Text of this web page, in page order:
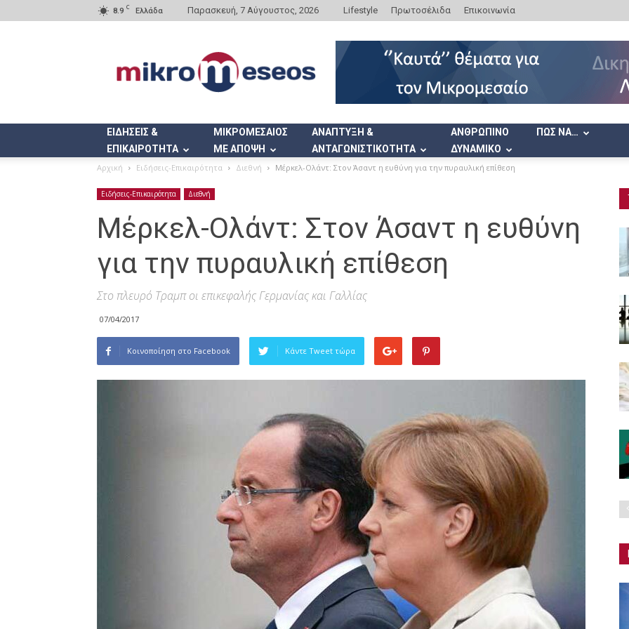
8.9 C Ελλάδα Παρασκευή, 7 Αύγουστος, 2026 Lifestyle Πρωτοσέλιδα Επικοινωνία
ΕΙΔΗΣΕΙΣ &
ΕΠΙΚΑΙΡΟΤΗΤΑ
ΜΙΚΡΟΜΕΣΑΙΟΣ
ΜΕ ΑΠΟΨΗ
ΑΝΑΠΤΥΞΗ &
ΑΝΤΑΓΩΝΙΣΤΙΚΟΤΗΤΑ
ΑΝΘΡΩΠΙΝΟ
ΔΥΝΑΜΙΚΟ
ΠΩΣ ΝΑ…
Αρχική Ειδήσεις-Επικαιρότητα Διεθνή Μέρκελ-Ολάντ: Στον Άσαντ η ευθύνη για την πυραυλική επίθεση
Ειδήσεις-Επικαιρότητα Διεθνή
Μέρκελ-Ολάντ: Στον Άσαντ η ευθύνη
για την πυραυλική επίθεση
Στο πλευρό Τραμπ οι επικεφαλής Γερμανίας και Γαλλίας
07/04/2017
Κοινοποίηση στο Facebook Κάντε Tweet τώρα